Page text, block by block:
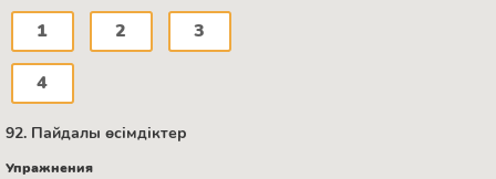
1 2 3
4
92. Пайдалы өсімдіктер
Упражнения